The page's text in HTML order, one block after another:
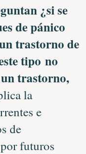
¿si se
de pánico
trastorno de
tipo no
trastorno,
la
e
de
futuros